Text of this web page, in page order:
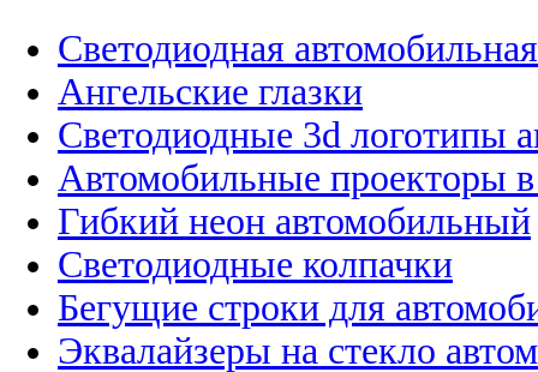
Светодиодная
Ангельские глазки
Светодиодные 3d логотипы
Автомобильные проекторы
Гибкий неон автомобильный
Светодиодные колпачки
Бегущие строки для
Эквалайзеры на стекло